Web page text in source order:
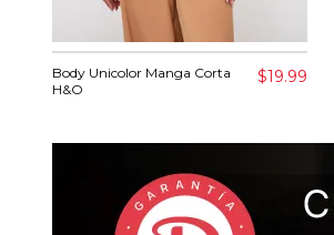
Body Unicolor Manga Corta
H&O
$19.99